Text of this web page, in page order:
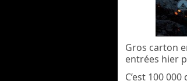
Gros carton
entrées hier
C’est 100